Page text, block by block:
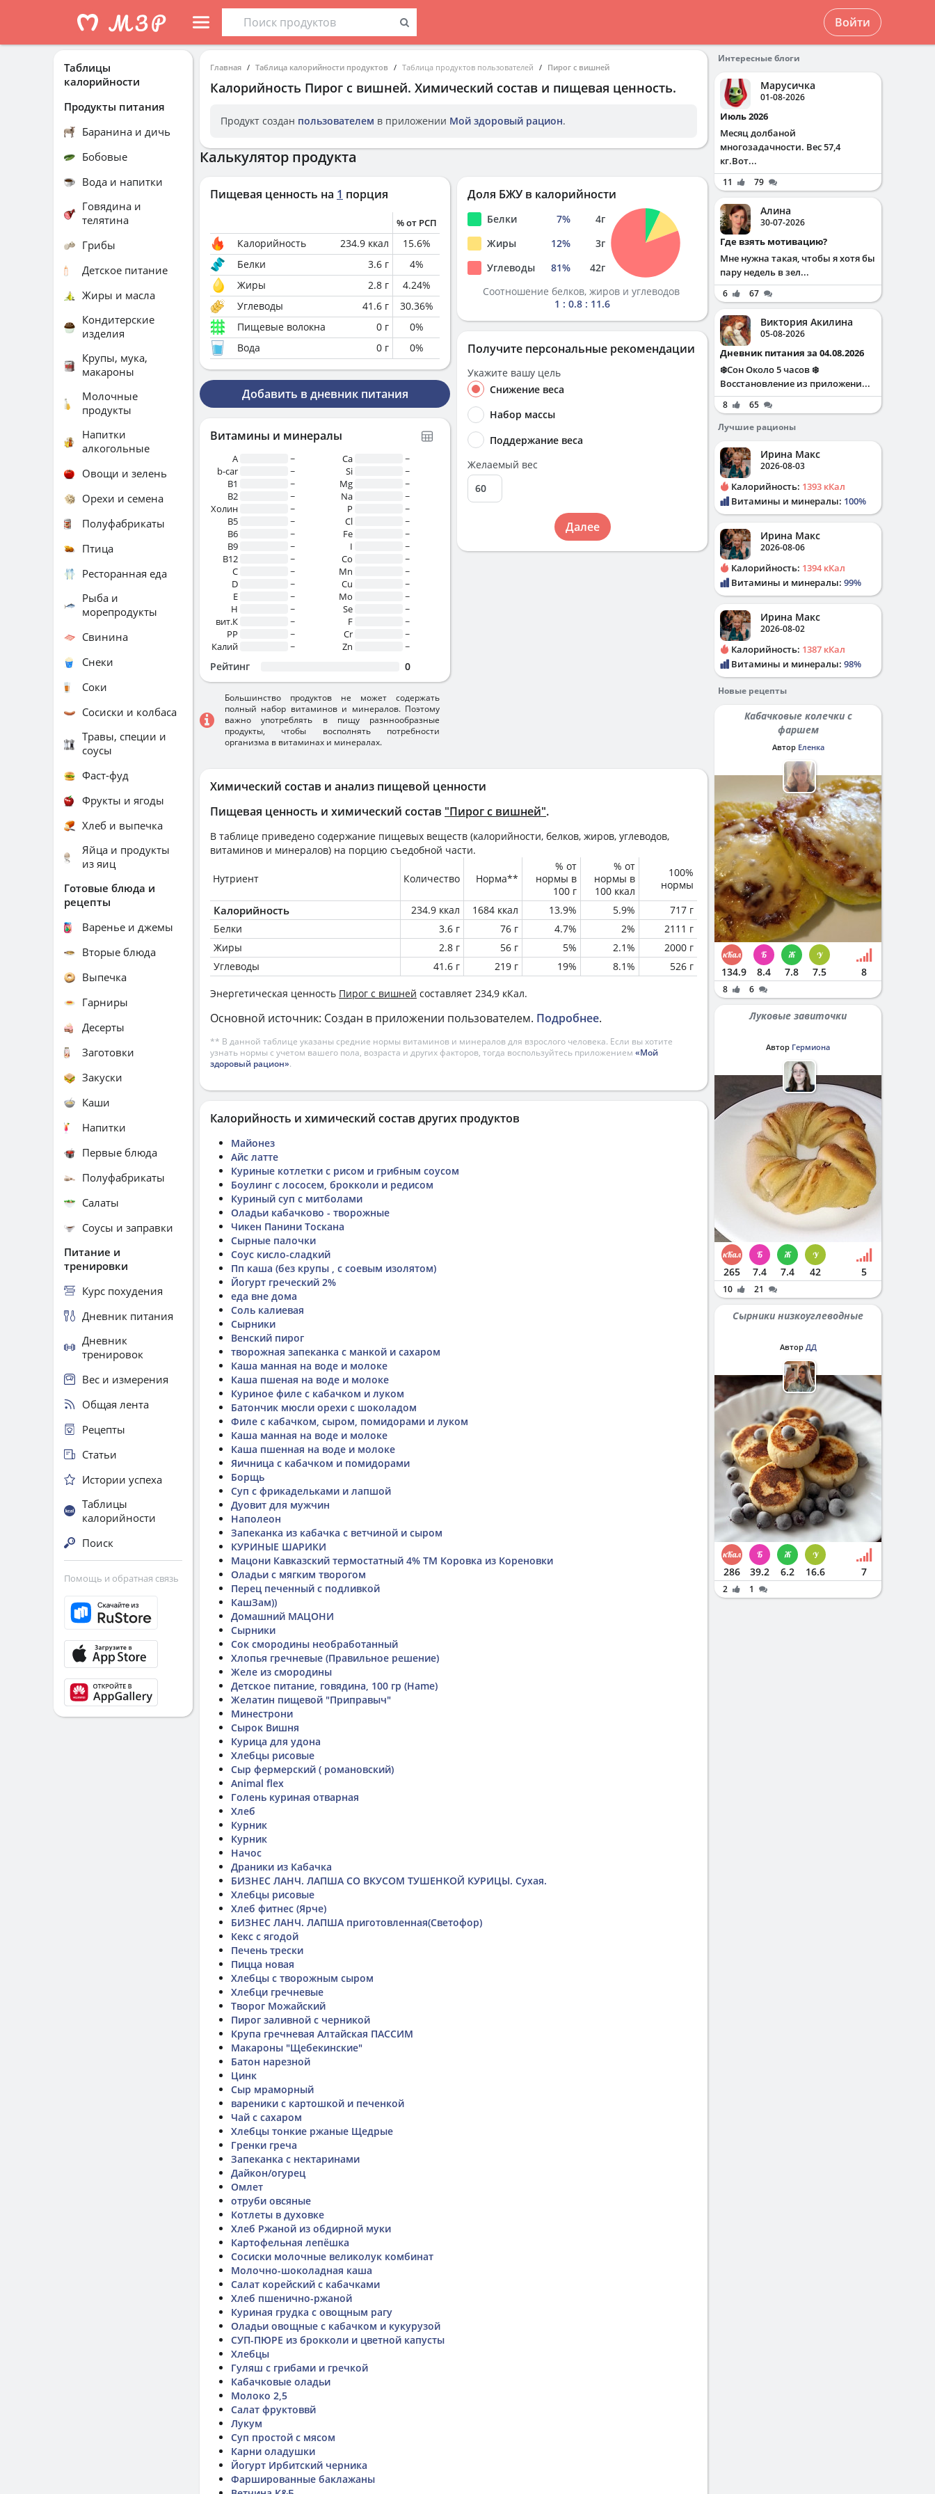
Войти
Главная Таблица калорийности продуктов Таблица продуктов пользователей Пирог с вишней
Калорийность Пирог с вишней. Химический состав и пищевая ценность.
Продукт создан пользователем в приложении Мой здоровый рацион.
Химический состав и анализ пищевой ценности
Пищевая ценность и химический состав "Пирог с вишней".
В таблице приведено содержание пищевых веществ (калорийности, белков, жиров, углеводов,
витаминов и минералов) на порцию съедобной части.
Нутриент Количество Норма**
% от
нормы в
100 г
% от
нормы в
100 ккал
100%
нормы
Калорийность 234.9 ккал 1684 ккал 13.9% 5.9%
717 г
Белки
3.6 г 76 г 4.7% 2%
2111 г
Жиры
2.8 г 56 г 5% 2.1%
2000 г
Углеводы
41.6 г 219 г 19% 8.1% 526 г
Энергетическая ценность Пирог с вишней составляет 234,9 кКал.
Основной источник: Создан в приложении пользователем. Подробнее.
** В данной таблице указаны средние нормы витаминов и минералов для взрослого человека. Если вы хотите
узнать нормы с учетом вашего пола, возраста и других факторов, тогда воспользуйтесь приложением «Мой
здоровый рацион».
Калькулятор продукта
Пищевая ценность на 1 порция
% от РСП
Калорийность 234.9 ккал 15.6%
Белки
3.6 г 4%
Жиры
2.8 г 4.24%
Углеводы
41.6 г 30.36%
Пищевые волокна
0 г 0%
Вода
0 г 0%
Добавить в дневник питания
Витамины и минералы
A
~
b-car
~
В1
~
B2
~
Холин
~
B5
~
B6
~
B9
~
B12
~
C
~
D
~
E
~
H
~
вит.К
~
PP
~
Калий
~
Ca
~
Si
~
Mg
~
Na
~
P
~
Cl
~
Fe
~
I
~
Co
~
Mn
~
Cu
~
Mo
~
Se
~
F
~
Cr
~
Zn
~
Рейтинг 0
Большинство продуктов не может содержать
полный набор витаминов и минералов. Поэтому
важно употреблять в пищу разннообразные
продукты, чтобы восполнять потребности
организма в витаминах и минералах.
Доля БЖУ в калорийности
Белки 7% 4г
Жиры
12% 3г
Углеводы
81% 42г
Соотношение белков, жиров и углеводов
1 : 0.8 : 11.6
Получите персональные рекомендации
Укажите вашу цель
Снижение веса
Набор массы
Поддержание веса
Желаемый вес
Далее
Калорийность и химический состав других продуктов
Майонез
Айс латте
Куриные котлетки с рисом и грибным соусом
Боулинг с лососем, брокколи и редисом
Куриный суп с митболами
Оладьи кабачково - творожные
Чикен Панини Тоскана
Сырные палочки
Соус кисло-сладкий
Пп каша (без крупы , с соевым изолятом)
Йогурт греческий 2%
еда вне дома
Соль калиевая
Сырники
Венский пирог
творожная запеканка с манкой и сахаром
Каша манная на воде и молоке
Каша пшеная на воде и молоке
Куриное филе с кабачком и луком
Батончик мюсли орехи с шоколадом
Филе с кабачком, сыром, помидорами и луком
Каша манная на воде и молоке
Каша пшенная на воде и молоке
Яичница с кабачком и помидорами
Борщь
Суп с фрикадельками и лапшой
Дуовит для мужчин
Наполеон
Запеканка из кабачка с ветчиной и сыром
КУРИНЫЕ ШАРИКИ
Мацони Кавказский термостатный 4% ТМ Коровка из Кореновки
Оладьи с мягким творогом
Перец печенный с подливкой
КашЗам))
Домашний МАЦОНИ
Сырники
Сок смородины необработанный
Хлопья гречневые (Правильное решение)
Желе из смородины
Детское питание, говядина, 100 гр (Hame)
Желатин пищевой "Приправыч"
Минестрони
Сырок Вишня
Курица для удона
Хлебцы рисовые
Сыр фермерский ( романовский)
Animal flex
Голень куриная отварная
Хлеб
Курник
Курник
Начос
Драники из Кабачка
БИЗНЕС ЛАНЧ. ЛАПША СО ВКУСОМ ТУШЕНКОЙ КУРИЦЫ. Сухая.
Хлебцы рисовые
Хлеб фитнес (Ярче)
БИЗНЕС ЛАНЧ. ЛАПША приготовленная(Светофор)
Кекс с ягодой
Печень трески
Пицца новая
Хлебцы с творожным сыром
Хлебци гречневые
Творог Можайский
Пирог заливной с черникой
Крупа гречневая Алтайская ПАССИМ
Макароны "Щебекинские"
Батон нарезной
Цинк
Сыр мраморный
вареники с картошкой и печенкой
Чай с сахаром
Хлебцы тонкие ржаные Щедрые
Гренки греча
Запеканка с нектаринами
Дайкон/огурец
Омлет
отруби овсяные
Котлеты в духовке
Хлеб Ржаной из обдирной муки
Картофельная лепёшка
Сосиски молочные великолук комбинат
Молочно-шоколадная каша
Салат корейский с кабачками
Хлеб пшенично-ржаной
Куриная грудка с овощным рагу
Оладьи овощные с кабачком и кукурузой
СУП-ПЮРЕ из брокколи и цветной капусты
Хлебцы
Гуляш с грибами и гречкой
Кабачковые оладьи
Молоко 2,5
Салат фруктоввй
Лукум
Суп простой с мясом
Карни оладушки
Йогурт Ирбитский черника
Фаршированные баклажаны
Таблицы
калорийности
Продукты питания
Баранина и дичь
Бобовые
Вода и напитки
Говядина и
телятина
Грибы
Детское питание
Жиры и масла
Кондитерские
изделия
Крупы, мука,
макароны
Молочные
продукты
Напитки
алкогольные
Овощи и зелень
Орехи и семена
Полуфабрикаты
Птица
Ресторанная еда
Рыба и
морепродукты
Свинина
Снеки
Соки
Сосиски и колбаса
Травы, специи и
соусы
Фаст-фуд
Фрукты и ягоды
Хлеб и выпечка
Яйца и продукты
из яиц
Готовые блюда и
рецепты
Варенье и джемы
Вторые блюда
Выпечка
Гарниры
Десерты
Заготовки
Закуски
Каши
Напитки
Первые блюда
Полуфабрикаты
Салаты
Соусы и заправки
Питание и
тренировки
Курс похудения
Дневник питания
Дневник
тренировок
Вес и измерения
Общая лента
Рецепты
Статьи
Истории успеха
Таблицы
калорийности
Поиск
Помощь и обратная связь
Интересные блоги
Марусичка
01-08-2026
Июль 2026
Месяц долбаной
многозадачности. Вес 57,4
кг.Вот...
11 79
Алина
30-07-2026
Где взять мотивацию?
Мне нужна такая, чтобы я хотя бы
пару недель в зел...
6 67
Виктория Акилина
05-08-2026
Дневник питания за 04.08.2026
❄️Сон Около 5 часов ❄️
Восстановление из приложени...
8
65
Лучшие рационы
Ирина Макс
2026-08-03
Калорийность: 1393 кКал
Витамины и минералы: 100%
Ирина Макс
2026-08-06
Калорийность: 1394 кКал
Витамины и минералы: 99%
Ирина Макс
2026-08-02
Калорийность: 1387 кКал
Витамины и минералы: 98%
Новые рецепты
Кабачковые колечки с
фаршем
Автор Еленка
134.9 8.4 7.8 7.5 8
8 6
Луковые завиточки
Автор Гермиона
265 7.4 7.4 42 5
10 21
Сырники низкоуглеводные
Автор ДД
286 39.2 6.2 16.6 7
2 1